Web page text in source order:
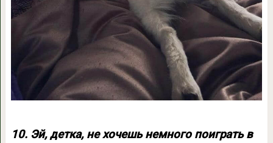
10. Эй, детка, не хочешь немного поиграть в